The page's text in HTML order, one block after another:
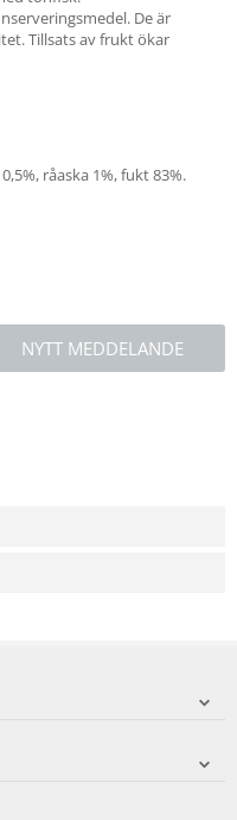
De är
Tillsats av frukt ökar
råaska 1%, fukt 83%.
NYTT MEDDELANDE